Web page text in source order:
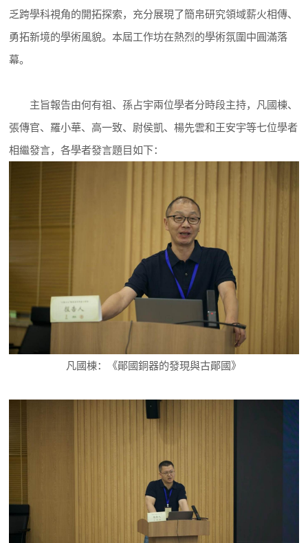
乏跨學科視角的開拓探索，充分展現了簡帛研究領域薪火相傳、
勇拓新境的學術風貌。本屆工作坊在熱烈的學術氛圍中圓滿落
幕。
主旨報告由何有祖、孫占宇兩位學者分時段主持，凡國棟、
張傳官、羅小華、高一致、尉侯凱、楊先雲和王安宇等七位學者
相繼發言，各學者發言題目如下：
凡國棟：《鄖國銅器的發現與古鄖國》